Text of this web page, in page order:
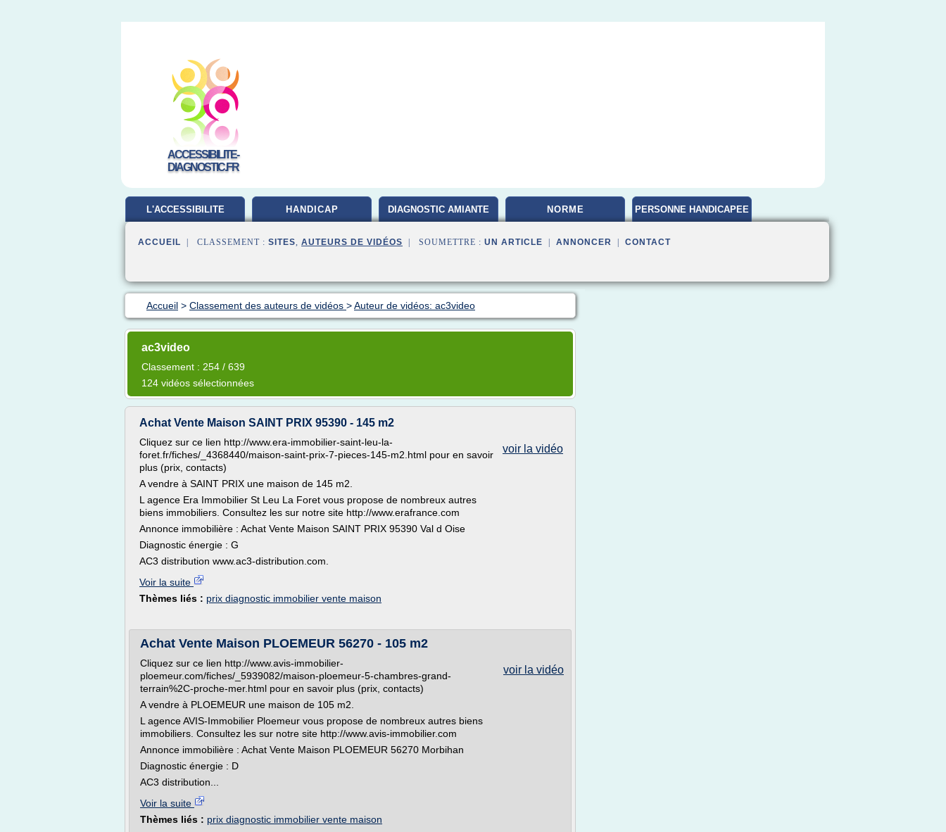
ACCESSIBILITE-
DIAGNOSTIC.FR
L'ACCESSIBILITE HANDICAP DIAGNOSTIC AMIANTE NORME PERSONNE HANDICAPEE
ACCUEIL | CLASSEMENT : SITES, AUTEURS DE VIDÉOS | SOUMETTRE : UN ARTICLE ANNONCER CONTACT
Accueil > Classement des auteurs de vidéos >Auteur de vidéos: ac3video
ac3video
Classement : 254 / 639
124 vidéos sélectionnées
Achat Vente Maison SAINT PRIX 95390 - 145 m2
voir la vidéo
Cliquez sur ce lien http://www.era-immobilier-saint-leu-la-
foret.fr/fiches/_4368440/maison-saint-prix-7-pieces-145-m2.html pour en savoir
plus (prix, contacts)
A vendre à SAINT PRIX une maison de 145 m2.
L agence Era Immobilier St Leu La Foret vous propose de nombreux autres
biens immobiliers. Consultez les sur notre site http://www.erafrance.com
Annonce immobilière : Achat Vente Maison SAINT PRIX 95390 Val d Oise
Diagnostic énergie : G
AC3 distribution www.ac3-distribution.com.
Voir la suite
Thèmes liés : prix diagnostic immobilier vente maison
Achat Vente Maison PLOEMEUR 56270 - 105 m2
voir la vidéo
Cliquez sur ce lien http://www.avis-immobilier-
ploemeur.com/fiches/_5939082/maison-ploemeur-5-chambres-grand-
terrain%2C-proche-mer.html pour en savoir plus (prix, contacts)
A vendre à PLOEMEUR une maison de 105 m2.
L agence AVIS-Immobilier Ploemeur vous propose de nombreux autres biens
immobiliers. Consultez les sur notre site http://www.avis-immobilier.com
Annonce immobilière : Achat Vente Maison PLOEMEUR 56270 Morbihan
Diagnostic énergie : D
AC3 distribution...
Voir la suite
Thèmes liés : prix diagnostic immobilier vente maison